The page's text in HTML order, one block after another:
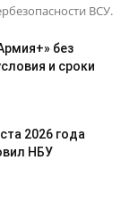
ВСУ.
без
и сроки
2026 года
НБУ